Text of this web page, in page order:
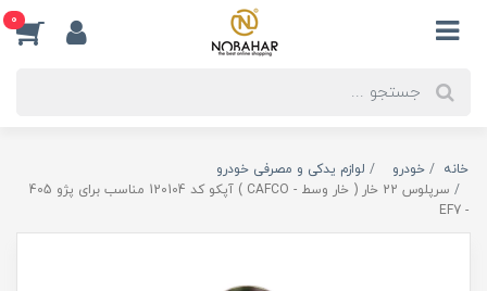
0
خانه خودرو
لوازم یدکی و مصرفی خودرو
سرپلوس 22 خار ( خار وسط - CAFCO ) آپکو کد 120104 مناسب برای پژو 405
- EF7